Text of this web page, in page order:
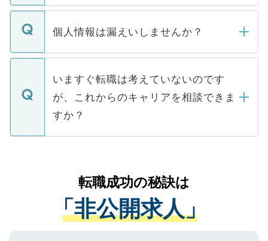
ません。
■応募殺到を避けるため 人気のある医療機
関を公にしてしまうと、応募が殺到する場
に、医療機関が求める条件に合った人材の
みを人材紹介会社に依頼するケースが増え
ています。
転職・入職を強要することは一切ありませ
ん。また、仮に応募先から内定をいただい
定を承諾する必要はありません。内定先へ
の辞退の連絡はキャリアパートナーが行い
ますので、ご安心ください。
個人情報は漏えいしませんか？
個人情報が漏えいすることはありませんの
で、ご安心ください。当サイトからの登録
などで収集したご登録者様の個人情報は、
ご本人のキャリアアップおよび転職活動の
支援を目的に使用いたします。お預かりし
ているすべての個人データはご本人の許可
は、個人情報の取り扱いについての厳密な
管理基準を満たした事業者のみに付与され
る、プライバシーマークを取得済みです。
ご登録いただいた個人情報は、SSL（デー
いますぐ転職は考えていないのです
が、これからのキャリアを相談できま
すか？
かがいして、現在の医療機関の状況や紹介
経験をまじえながら、適切なアドバイスを
させていただきます。すぐにご転職をされ
ない方には、長期的なサポートが可能です
ので、まずはご登録ください。
転職成功の秘訣は
「非公開求人」